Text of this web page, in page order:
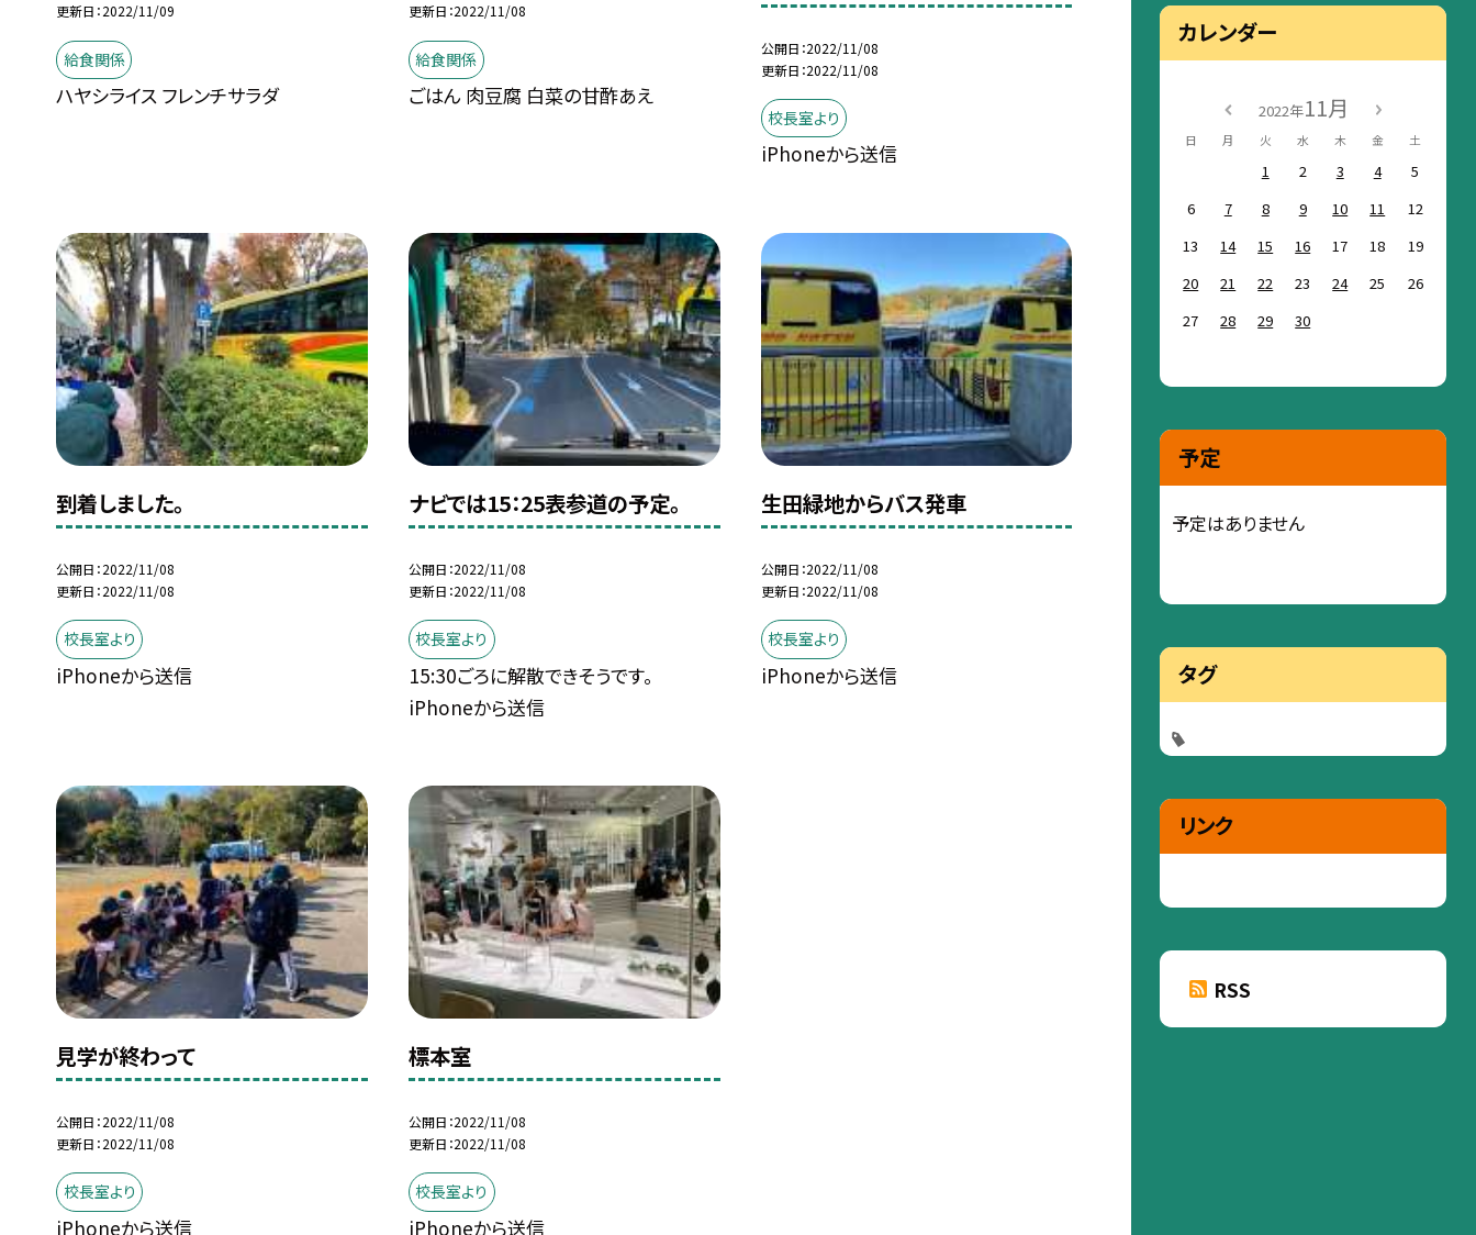
更新日 2022/11/09
給食関係
ハヤシライス フレンチサラダ
更新日 2022/11/08
給食関係
ごはん 肉豆腐 白菜の甘酢あえ
公開日 2022/11/08
更新日 2022/11/08
校長室より
iPhoneから送信
到着しました。
公開日 2022/11/08
更新日 2022/11/08
校長室より
iPhoneから送信
ナビでは15：25表参道の予定。
公開日 2022/11/08
更新日 2022/11/08
校長室より
15:30ごろに解散できそうです。
iPhoneから送信
生田緑地からバス発車
公開日 2022/11/08
更新日 2022/11/08
校長室より
iPhoneから送信
見学が終わって
公開日 2022/11/08
更新日 2022/11/08
校長室より
iPhoneから送信
標本室
公開日 2022/11/08
更新日 2022/11/08
校長室より
iPhoneから送信
カレンダー
2022年11月
日 月 火 水 木 金 土
1 2 3 4
5
6
7 8 9 10 11
12
13
14 15 16 17 18
19
20
21 22 23 24 25
26
27
28 29 30
予定
予定はありません
タグ
リンク
RSS